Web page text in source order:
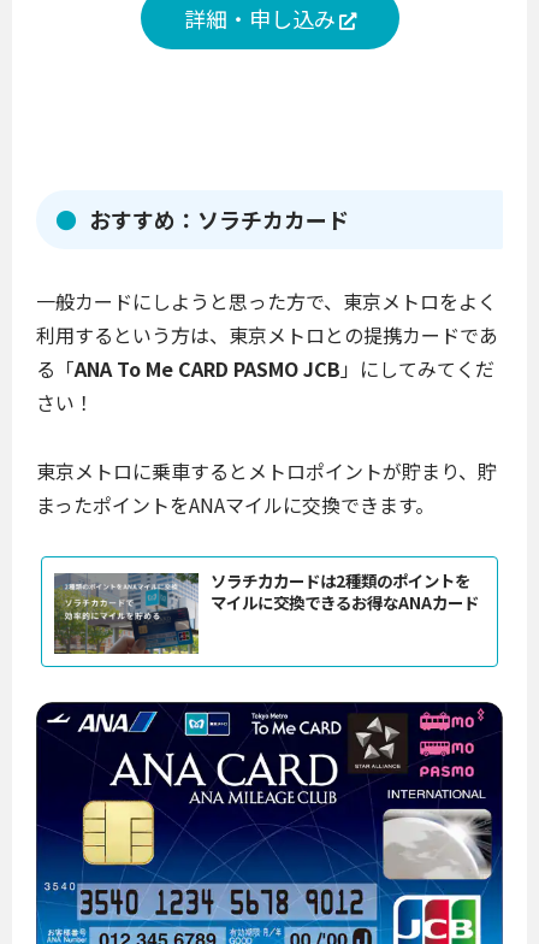
詳細・申し込み
おすすめ：ソラチカカード
一般カードにしようと思った方で、東京メトロをよく
利用するという方は、東京メトロとの提携カードであ
る「ANA To Me CARD PASMO JCB」にしてみてくだ
さい！
東京メトロに乗車するとメトロポイントが貯まり、貯
まったポイントをANAマイルに交換できます。
ソラチカカードは2種類のポイントを
マイルに交換できるお得なANAカード